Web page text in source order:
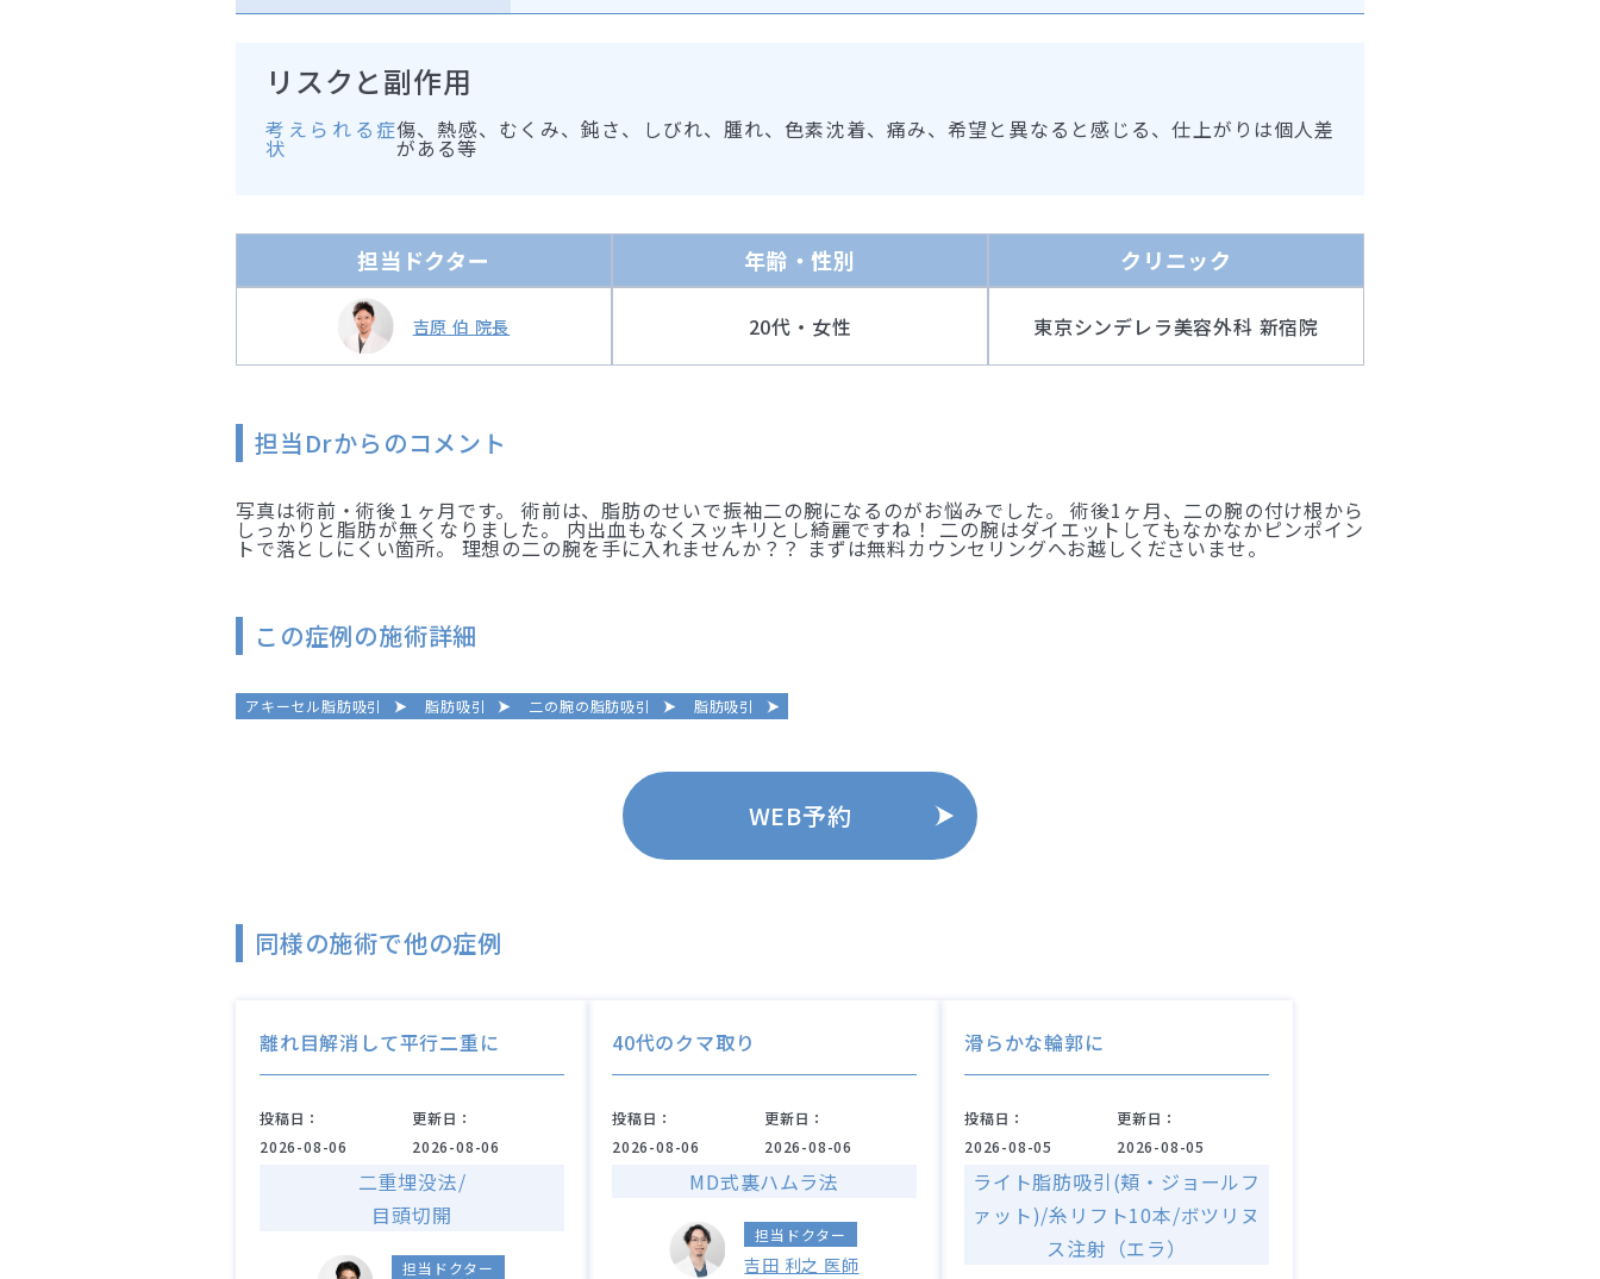
リスクと副作用
考えられる症
状
傷、熱感、むくみ、鈍さ、しびれ、腫れ、色素沈着、痛み、希望と異なると感じる、仕上がりは個人差
がある等
担当ドクター
吉原 伯 院長
年齢・性別
20代・女性
クリニック
東京シンデレラ美容外科 新宿院
担当Drからのコメント
写真は術前・術後１ヶ月です。 術前は、脂肪のせいで振袖二の腕になるのがお悩みでした。 術後1ヶ月、二の腕の付け根から
しっかりと脂肪が無くなりました。 内出血もなくスッキリとし綺麗ですね！ 二の腕はダイエットしてもなかなかピンポイン
トで落としにくい箇所。 理想の二の腕を手に入れませんか？？ まずは無料カウンセリングへお越しくださいませ。
この症例の施術詳細
アキーセル脂肪吸引 脂肪吸引 二の腕の脂肪吸引 脂肪吸引
WEB予約
同様の施術で他の症例
離れ目解消して平行二重に
投稿日：
2026-08-06
更新日：
2026-08-06
二重埋没法/
目頭切開
担当ドクター
40代のクマ取り
投稿日：
2026-08-06
更新日：
2026-08-06
MD式裏ハムラ法
担当ドクター
吉田 利之 医師
滑らかな輪郭に
投稿日：
2026-08-05
更新日：
2026-08-05
ライト脂肪吸引(頬・ジョールフ
ァット)/糸リフト10本/ボツリヌ
ス注射（エラ）